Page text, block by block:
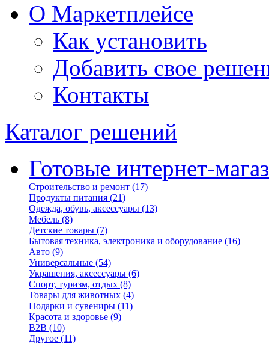
О Маркетплейсе
Как установить
Добавить свое
Контакты
Каталог решений
Готовые интернет-
Строительство и ремонт (17)
Продукты питания (21)
Одежда, обувь, аксессуары (13)
Мебель (8)
Детские товары (7)
Бытовая техника, электроника и оборудование (16)
Авто (9)
Универсальные (54)
Украшения, аксессуары (6)
Спорт, туризм, отдых (8)
Товары для животных (4)
Подарки и сувениры (11)
Красота и здоровье (9)
B2B (10)
Другое (11)